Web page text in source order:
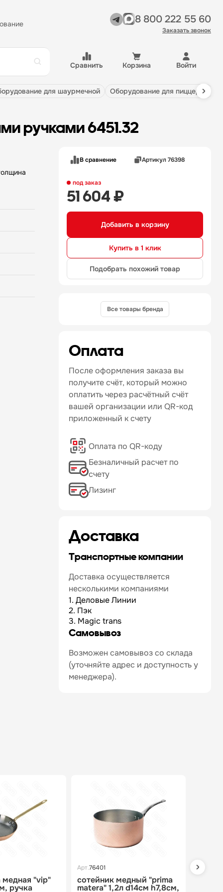
8 800 222 55 60
Заказать звонок
Сравнить Корзина Войти
для шаурмечной оборудование для пиццерии
ручками 6451.32
В сравнение Артикул 76398
под заказ
51 604 ₽
Добавить в корзину
Купить в 1 клик
Подобрать похожий товар
Все товары бренда
Оплата
После оформления заказа вы
получите счёт, который можно
оплатить через расчётный счёт
вашей организации или QR-код
приложенный к счету
Оплата по QR-коду
Безналичный расчет по
счету
Лизинг
Доставка
Транспортные компании
Доставка осуществляется
несколькими компаниями
1. Деловые Линии
2. Пэк
3. Magic trans
Самовывоз
Возможен самовывоз со склада
(уточняйте адрес и доступность у
менеджера).
медная "vip"
ручка
Арт.76401
сотейник медный "prima
matera" 1,2л d14см h7,8см,
Арт.